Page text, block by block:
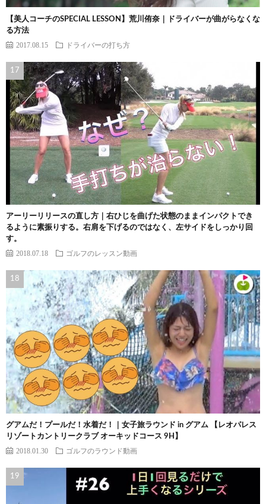
【美人コーチのSPECIAL LESSON】荒川侑奈｜ドライバーが曲がらなくな
る方法
2017.08.15 ドライバーの打ち方
アーリーリリースの直し方｜右ひじを曲げた状態のままインパクトでき
るように素振りする。右肩を下げるのではなく、左サイドをしっかり回
す。
2018.07.18 ゴルフのレッスン動画
グアムだ！プールだ！水着だ！｜女子旅ラウンド in グアム 【レオパレス
リゾートカントリークラブ オーキッドコース 9H】
2018.01.30 ゴルフのラウンド動画